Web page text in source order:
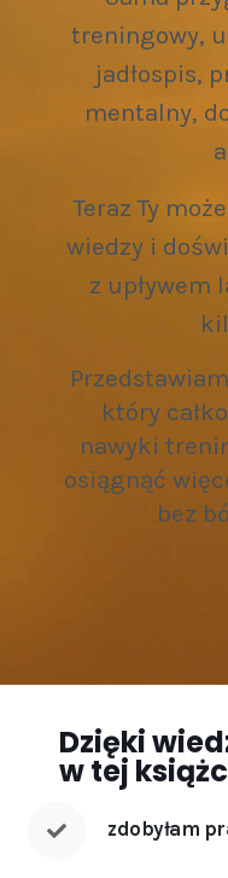
treningowy,
jadłospis,
mentalny,
Teraz Ty
wiedzy i
z upływem
który
nawyki
osiągnąć
bez
Dzięki
w tej
zdobyłam